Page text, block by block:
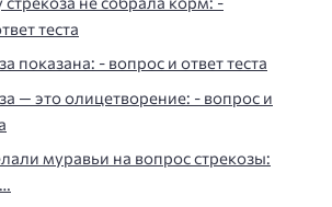
теста
показана: - вопрос и ответ теста
— это олицетворение: - вопрос и
муравьи на вопрос стрекозы: